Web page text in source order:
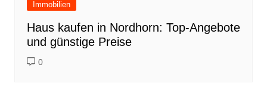
Immobilien
Haus kaufen in Nordhorn: Top-Angebote
und günstige Preise
0